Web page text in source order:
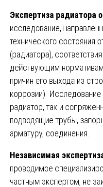
Экспертиза радиатора
исследование,
технического состояния
(радиатора),
действующим
причин его выхода из
коррозии).
радиатор, так и
подводящие трубы,
арматуру, соединения.
Независимая
проводимое
частным экспертом, не